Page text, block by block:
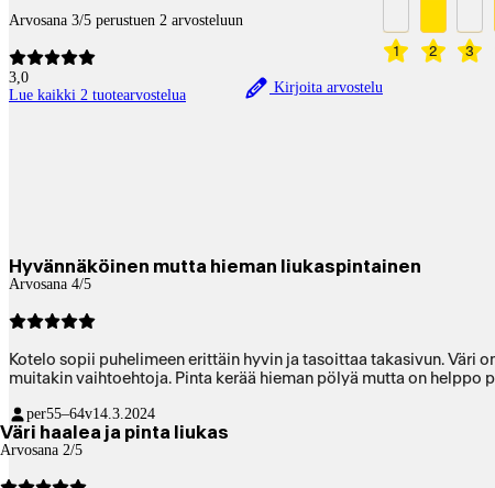
Arvosana 3/5 perustuen 2 arvosteluun
3,0
Lue kaikki 2 tuotearvostelua
Kirjoita arvostelu
1 2 3
Hyvännäköinen mutta hieman liukaspintainen
Arvosana 4/5
Kotelo sopii puhelimeen erittäin hyvin ja tasoittaa takasivun. Väri
muitakin vaihtoehtoja. Pinta kerää hieman pölyä mutta on helppo
per55–64v14.3.2024
Väri haalea ja pinta liukas
Arvosana 2/5